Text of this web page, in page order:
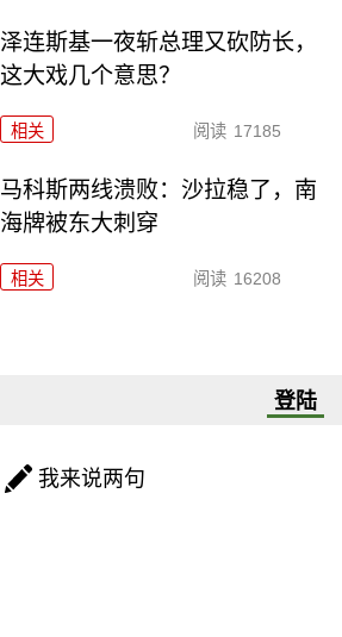
泽连斯基一夜斩总理又砍防长，
这大戏几个意思？
相关 阅读 17185
马科斯两线溃败：沙拉稳了，南
海牌被东大刺穿
相关 阅读 16208
登陆
我来说两句